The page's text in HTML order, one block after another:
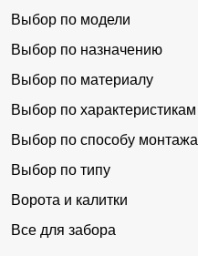
Выбор по модели
Выбор по назначению
Выбор по материалу
Выбор по характеристикам
Выбор по способу монтажа
Выбор по типу
Ворота и калитки
Все для забора